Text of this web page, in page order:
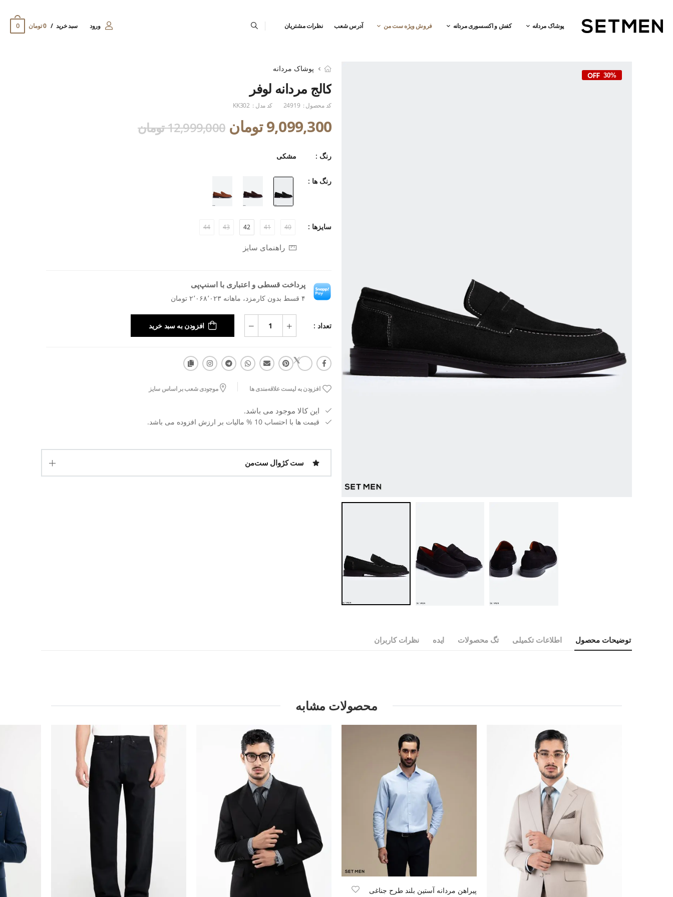
پوشاک مردانه کفش و اکسسوری مردانه فروش ویژه ست من آدرس شعب نظرات مشتریان ورود سبد خرید 0 تومان 0
30%
پوشاک مردانه
کالج مردانه لوفر
کد محصول : 24919 کد مدل : KK302
9,099,300 تومان 12,999,000 تومان
رنگ : مشکی
رنگ ها :
سایزها : 40
41
42
43
44
راهنمای سایز
پرداخت قسطی و اعتباری با اسنپ‌پی
۴ قسط بدون کارمزد، ماهانه ۲٬۰۶۸٬۰۲۳ تومان
تعداد : افزودن به سبد خرید
افزودن به لیست علاقه‌مندی ها موجودی شعب بر اساس سایز
این کالا موجود می باشد.
قیمت ها با احتساب 10 % مالیات بر ارزش افزوده می باشد.
ست کژوال ست‌من
توضیحات محصول اطلاعات تکمیلی تگ محصولات ایده نظرات کاربران
محصولات مشابه
پیراهن مردانه آستین بلند طرح جناغی